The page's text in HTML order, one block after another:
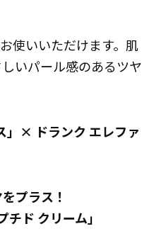
使いいただけます。肌
いパール感のあるツヤ
」× ドランク エレファ
プラス！
ド クリーム」